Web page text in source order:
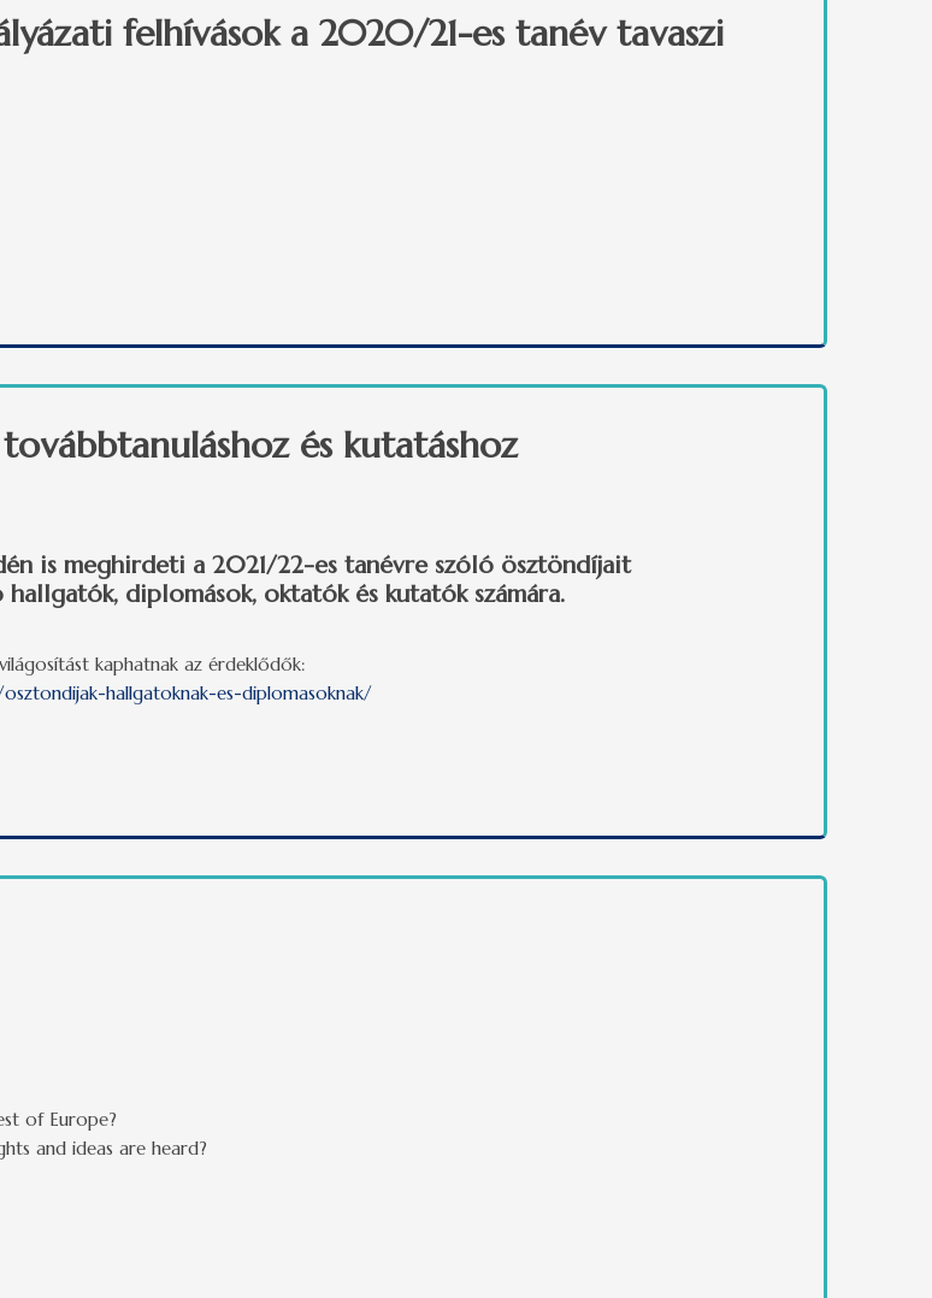
felhívások a 2020/21-es tanév tavaszi
és kutatáshoz
is meghirdeti a 2021/22-es tanévre szóló ösztöndíjait
diplomások, oktatók és kutatók számára.
kaphatnak az érdeklődők:
hallgatoknak-es-diplomasoknak/
of Europe?
and ideas are heard?